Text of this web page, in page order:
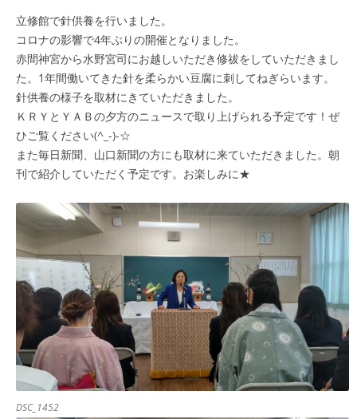
立修館で針供養を行いました。
コロナの影響で4年ぶりの開催となりました。
赤間神宮から水野宮司にお越しいただき修祓をしていただきまし
た。1年間働いてきた針を柔らかい豆腐に刺してねぎらいます。
針供養の様子を取材にきていただきました。
ＫＲＹとＹＡＢの夕方のニュースで取り上げられる予定です！ぜ
ひご覧ください(^_-)-☆
また毎日新聞、山口新聞の方にも取材に来ていただきました。朝
刊で紹介していただく予定です。お楽しみに★
DSC_1452